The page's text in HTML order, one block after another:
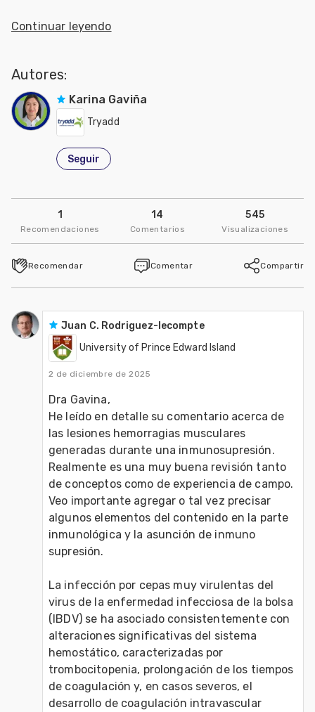
Continuar leyendo
Autores:
Karina Gaviña
Tryadd
Seguir
1
Recomendaciones
14
Comentarios
545
Visualizaciones
Recomendar Comentar Compartir
Juan C. Rodriguez-lecompte
University of Prince Edward Island
2 de diciembre de 2025
Dra Gavina,
He leído en detalle su comentario acerca de
las lesiones hemorragias musculares
generadas durante una inmunosupresión.
Realmente es una muy buena revisión tanto
de conceptos como de experiencia de campo.
Veo importante agregar o tal vez precisar
algunos elementos del contenido en la parte
inmunológica y la asunción de inmuno
supresión.
La infección por cepas muy virulentas del
virus de la enfermedad infecciosa de la bolsa
(IBDV) se ha asociado consistentemente con
alteraciones significativas del sistema
hemostático, caracterizadas por
trombocitopenia, prolongación de los tiempos
de coagulación y, en casos severos, el
desarrollo de coagulación intravascular